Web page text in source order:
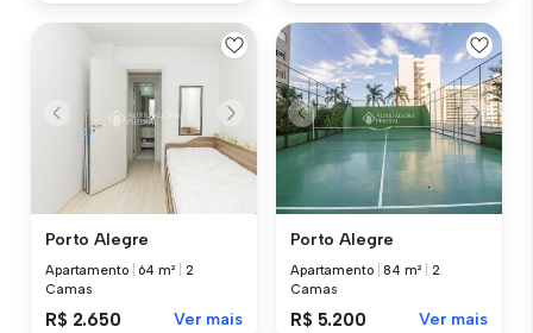
Porto Alegre
Apartamento 64 m²
2
Camas
R$ 2.650 Ver mais
Porto Alegre
Apartamento |84 m²
2
Camas
R$ 5.200 Ver mais